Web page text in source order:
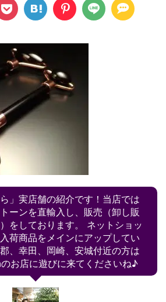
」実店舗の紹介です！当店では
ーンを直輸入し、販売（卸し販
をしております。 ネットショッ
荷商品をメインにアップしてい
、幸田、岡崎、安城付近の方は
お店に遊びに来てくださいね♪